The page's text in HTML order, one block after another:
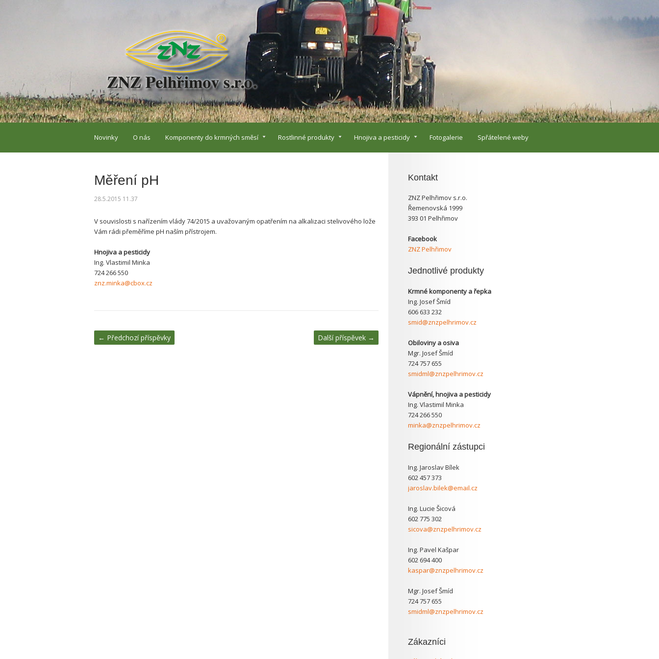
Novinky O nás Komponenty do krmných směsí Rostlinné produkty Hnojiva a pesticidy Fotogalerie Spřátelené weby
Měření pH
28.5.2015 11.37
V souvislosti s nařízením vlády 74/2015 a uvažovaným opatřením na alkalizaci stelivového lože
Vám rádi přeměříme pH naším přístrojem.
Hnojiva a pesticidy
Ing. Vlastimil Minka
724 266 550
znz.minka@cbox.cz
← Předchozí příspěvky Další příspěvek →
Kontakt
ZNZ Pelhřimov s.r.o.
Řemenovská 1999
393 01 Pelhřimov
Facebook
ZNZ Pelhřimov
Jednotlivé produkty
Krmné komponenty a řepka
Ing. Josef Šmíd
606 633 232
smid@znzpelhrimov.cz
Obiloviny a osiva
Mgr. Josef Šmíd
724 757 655
smidml@znzpelhrimov.cz
Vápnění, hnojiva a pesticidy
Ing. Vlastimil Minka
724 266 550
minka@znzpelhrimov.cz
Regionální zástupci
Ing. Jaroslav Bílek
602 457 373
jaroslav.bilek@email.cz
Ing. Lucie Šicová
602 775 302
sicova@znzpelhrimov.cz
Ing. Pavel Kašpar
602 694 400
kaspar@znzpelhrimov.cz
Mgr. Josef Šmíd
724 757 655
smidml@znzpelhrimov.cz
Zákazníci